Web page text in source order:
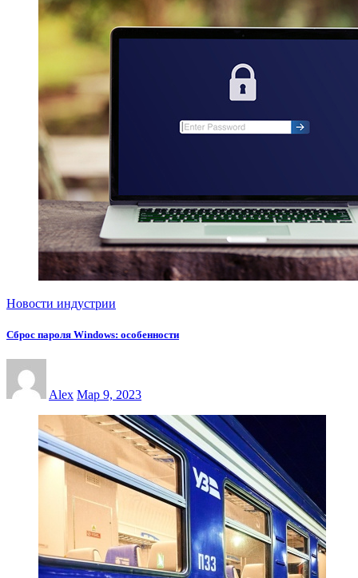
Новости индустрии
Сброс пароля Windows: особенности
Alex Мар 9, 2023